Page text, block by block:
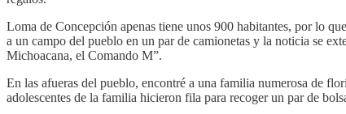
Loma de Concepción apenas tiene unos 900 habitantes, por lo
a un campo del pueblo en un par de camionetas y la noticia se
Michoacana, el Comando M”.
En las afueras del pueblo, encontré a una familia numerosa de
adolescentes de la familia hicieron fila para recoger un par de